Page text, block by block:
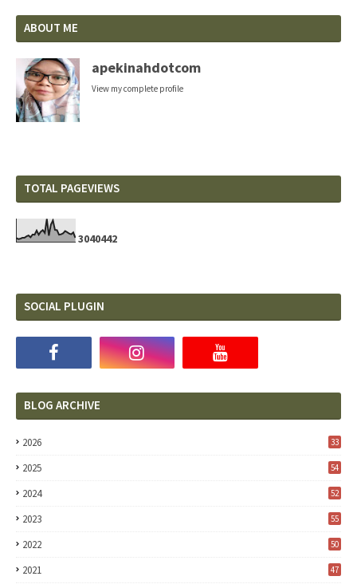
ABOUT ME
apekinahdotcom
View my complete profile
TOTAL PAGEVIEWS
3040442
SOCIAL PLUGIN
BLOG ARCHIVE
2026 33
2025 54
2024 52
2023 55
2022 50
2021 47